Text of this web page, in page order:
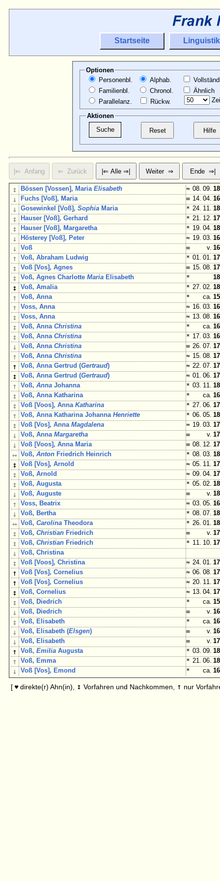
Startseite Linguistik
Optionen
Personenbl.
Familienbl.
Parallelanz.
Alphab.
Chronol.
Rückw.
Ähnlich
Aktionen
↕ Bössen [Vossen], MariaElisabeth ≈ 08. 09.
↓ Fuchs [Voß], Maria ∞ 14. 04.
↓ Gosewinkel [Voß],Sophia Maria * 24. 11.
↕ Hauser [Voß], Gerhard * 21. 12.
↕ Hauser [Voß], Margaretha * 19. 04.
↓ Hösterey [Voß], Peter ≈ 19. 03.
↓ Voß ∞ v.
↑ Voß, Abraham Ludwig * 01. 01.
↕ Voß [Vos], Agnes ∞ 15. 08.
↕ Voß, Agnes CharlotteMaria Elisabeth *
↕ Voß, Amalia * 27. 02.
↑ Voß, Anna * ca.
↑ Voss, Anna ≈ 16. 03.
↕ Voss, Anna ≈ 13. 08.
↕ Voß, AnnaChristina * ca.
↕ Voß, AnnaChristina * 17. 03.
↓ Voß, AnnaChristina ∞ 26. 07.
↑ Voß, AnnaChristina ≈ 15. 08.
↑ Voß, Anna Gertrud (Gertraud) ≈ 22. 07.
↕ Voß, Anna Gertrud (Gertraud) ≈ 01. 06.
↑ Voß,Anna Johanna * 03. 11.
↕ Voß, Anna Katharina * ca.
↕ Voß [Voos], AnnaKatharina * 27. 06.
↑ Voß, Anna Katharina JohannaHenriette * 06. 05.
↕ Voß [Vos], AnnaMagdalena ≈ 19. 03.
↓ Voß, AnnaMargaretha ∞ v.
↓ Voß [Voos], Anna Maria ∞ 08. 12.
↔ Voß,Anton Friedrich Heinrich * 08. 03.
↕ Voß [Vos], Arnold ≈ 05. 11.
↕ Voß, Arnold ≈ 09. 04.
↕ Voß, Augusta * 05. 02.
↓ Voß, Auguste ∞ v.
↑ Voss, Beatrix ≈ 03. 05.
↓ Voß, Bertha * 08. 07.
↔ Voß,Carolina Theodora * 26. 01.
↕ Voß,Christian Friedrich ∞ v.
↕ Voß,Christian Friedrich * 11. 10.
↓ Voß, Christina
↕ Voß [Voos], Christina ≈ 24. 01.
↑ Voß [Vos], Cornelius ≈ 06. 08.
↑ Voß [Vos], Cornelius ≈ 20. 11.
↕ Voß, Cornelius ≈ 13. 04.
↕ Voß, Diedrich * ca.
↓ Voß, Diedrich ∞ v.
↕ Voß, Elisabeth * ca.
↓ Voß, Elisabeth (Elsgen) ∞ v.
↓ Voß, Elisabeth ∞ v.
↑ Voß,Emilia Augusta * 03. 09.
↑ Voß, Emma * 21. 06.
↓ Voß [Vos], Emond * ca.
[ ♥ direkte(r) Ahn(in), ↕ Vorfahren und Nachkommen, ↑ nur